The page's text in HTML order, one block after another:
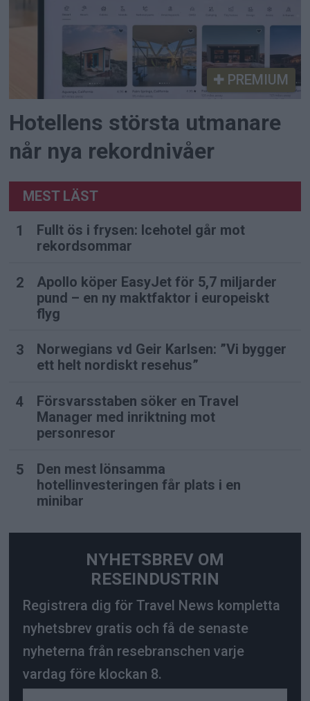
PREMIUM
Hotellens största utmanare
når nya rekordnivåer
MEST LÄST
Fullt ös i frysen: Icehotel går mot
rekordsommar
Apollo köper EasyJet för 5,7 miljarder
pund – en ny maktfaktor i europeiskt
flyg
Norwegians vd Geir Karlsen: ”Vi bygger
ett helt nordiskt resehus”
Försvarsstaben söker en Travel
Manager med inriktning mot
personresor
Den mest lönsamma
hotellinvesteringen får plats i en
minibar
NYHETSBREV OM
RESEINDUSTRIN
Registrera dig för Travel News kompletta
nyhetsbrev gratis och få de senaste
nyheterna från resebranschen varje
vardag före klockan 8.